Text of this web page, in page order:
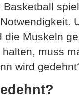
Basketball
die Muskeln
muss
wird